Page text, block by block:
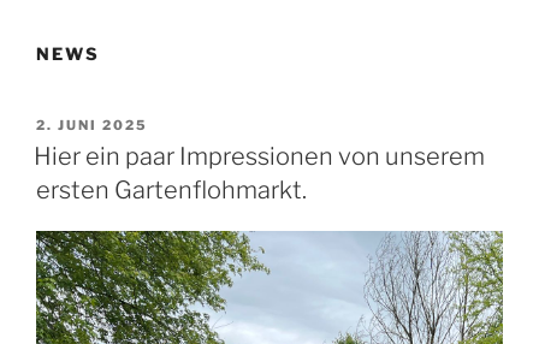
NEWS
VERÖFFENTLICHT
AM
2. JUNI 2025
Hier ein paar Impressionen von unserem
ersten Gartenflohmarkt.